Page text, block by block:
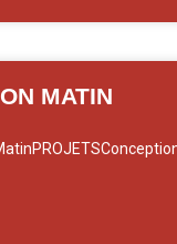
MATIN